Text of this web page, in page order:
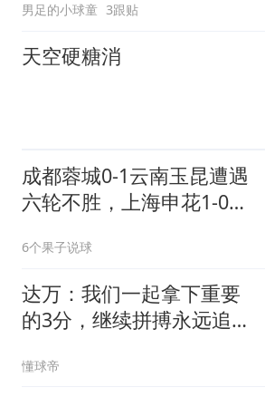
男足的小球童 3跟贴
天空硬糖消
成都蓉城0-1云南玉昆遭遇
六轮不胜，上海申花1-0青
6个果子说球
达万：我们一起拿下重要
的3分，继续拼搏永远追
懂球帝